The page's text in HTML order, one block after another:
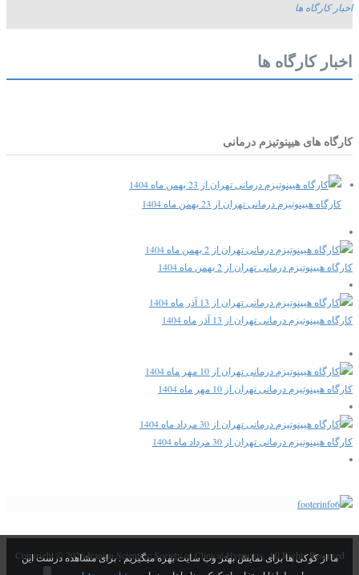
اخبار کارگاه ها
اخبار کارگاه ها
کارگاه های هیپنوتیزم درمانی
کارگاه هیپنوتیزم درمانی تهران از 23 بهمن ماه 1404
کارگاه هیپنوتیزم درمانی تهران از 2 بهمن ماه 1404
کارگاه هیپنوتیزم درمانی تهران از 13 آذر ماه 1404
کارگاه هیپنوتیزم درمانی تهران از 10 مهر ماه 1404
کارگاه هیپنوتیزم درمانی تهران از 30 مرداد ماه 1404
Copyright © 2026 Iranian Scientific Society of Clinical Hypnosis. All Rights Reserved
ما از کوکی ها برای نمایش بهتر وب سایت بهره میگیریم . برای مشاهده درست این